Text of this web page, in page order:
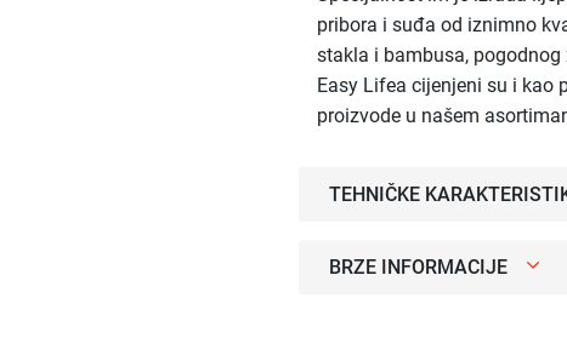
pribora i suđa od iznimno
stakla i bambusa,
Easy Lifea cijenjeni su i kao
proizvode u našem
TEHNIČKE
BRZE INFORMACIJE